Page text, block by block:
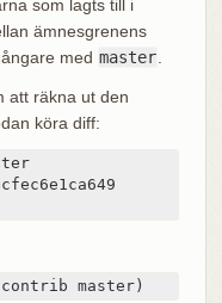
som lagts till i
ämnesgrenens
med master
att räkna ut den
köra diff:
master)